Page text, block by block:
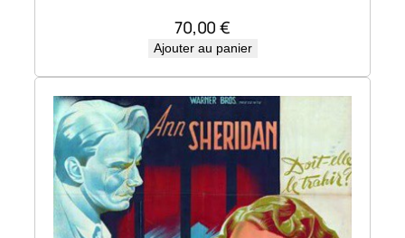
70,00€
Ajouter au panier